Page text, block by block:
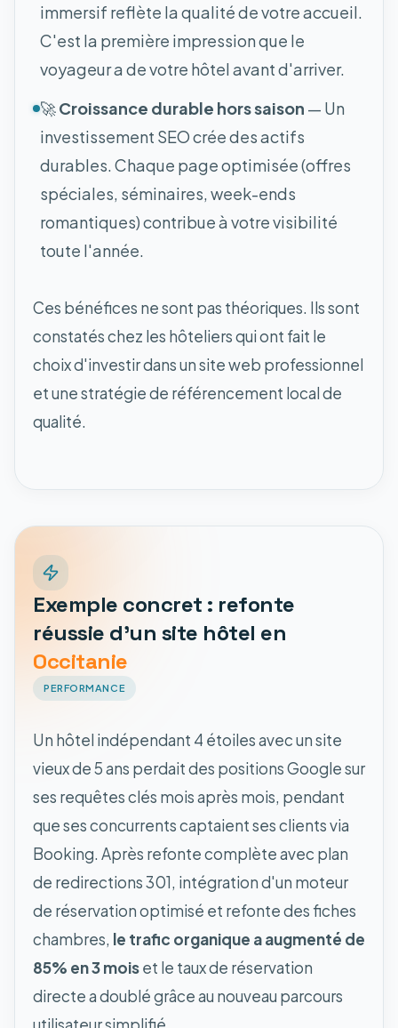
immersif reflète la qualité de votre accueil.
C'est la première impression que le
voyageur a de votre hôtel avant d'arriver.
🚀Croissance durable hors saison — Un
investissement SEO crée des actifs
durables. Chaque page optimisée (offres
spéciales, séminaires, week-ends
romantiques) contribue à votre visibilité
toute l'année.
Ces bénéfices ne sont pas théoriques. Ils sont
constatés chez les hôteliers qui ont fait le
choix d'investir dans un site web professionnel
et une stratégie de référencement local de
qualité.
Exemple concret : refonte
réussie d'un site hôtel en
Occitanie
PERFORMANCE
Un hôtel indépendant 4 étoiles avec un site
vieux de 5 ans perdait des positions Google sur
ses requêtes clés mois après mois, pendant
que ses concurrents captaient ses clients via
Booking. Après refonte complète avec plan
de redirections 301, intégration d'un moteur
de réservation optimisé et refonte des fiches
chambres, le trafic organique a augmenté de
85% en 3 moiset le taux de réservation
directe a doublé grâce au nouveau parcours